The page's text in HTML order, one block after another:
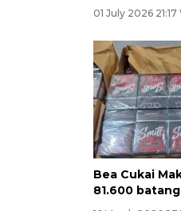
01 July 2026 21:17
Bea Cukai
81.600